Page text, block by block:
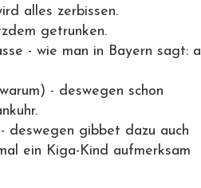
alles zerbissen.
getrunken.
- wie man in Bayern sagt: a
- deswegen schon
deswegen gibbet dazu auch
ein Kiga-Kind aufmerksam